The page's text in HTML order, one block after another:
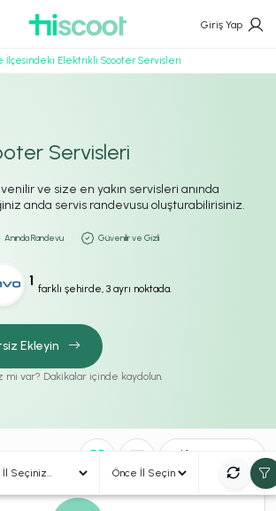
Giriş Yap
İlçesindeki Elektrikli Scooter Servisleri
Servisleri
ve size en yakın servisleri anında
anda servis randevusu oluşturabilirisiniz.
Anında Randevu Güvenilir ve Gizli
1 farklı şehirde, 3 ayrı noktada.
Ekleyin
var? Dakikalar içinde kaydolun.